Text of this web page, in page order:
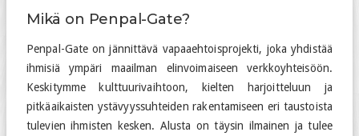
Mikä on Penpal-Gate?
Penpal-Gate on jännittävä vapaaehtoisprojekti, joka yhdistää
ihmisiä ympäri maailman elinvoimaiseen verkkoyhteisöön.
Keskitymme kulttuurivaihtoon, kielten harjoitteluun ja
pitkäaikaisten ystävyyssuhteiden rakentamiseen eri taustoista
tulevien ihmisten kesken. Alusta on täysin ilmainen ja tulee